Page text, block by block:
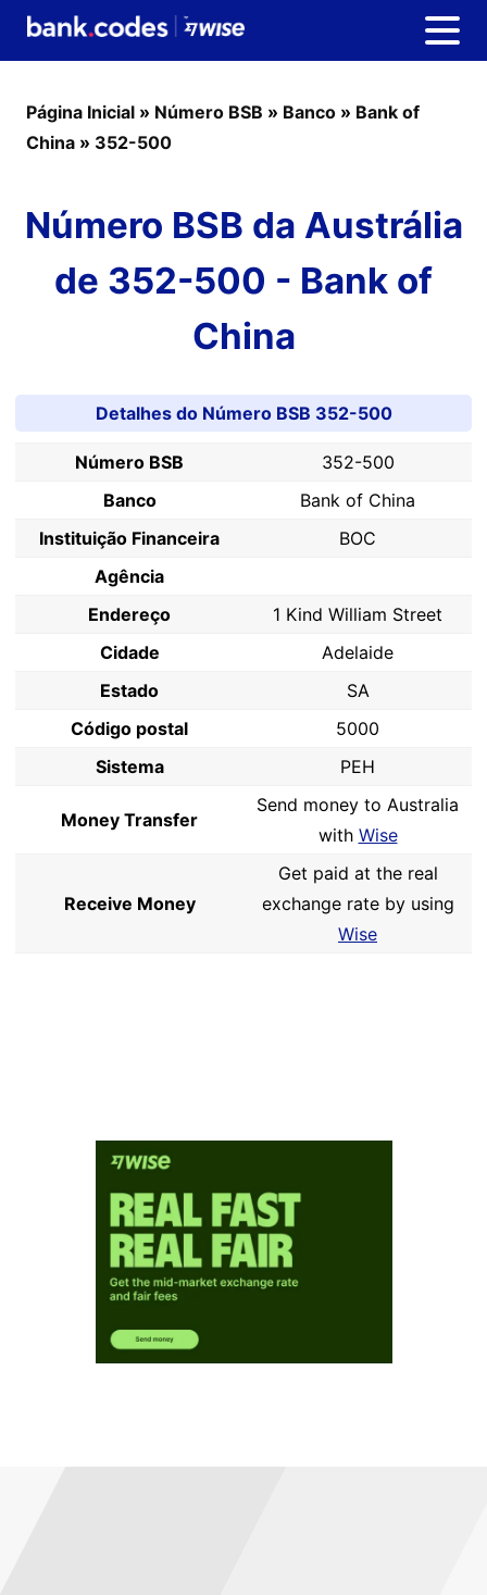
Página Inicial » Número BSB » Banco » Bank of
China » 352-500
Número BSB da Austrália
de 352-500 - Bank of
China
Detalhes do Número BSB 352-500
Número BSB
352-500
Banco
Bank of China
Instituição Financeira
BOC
Agência
Endereço
1 Kind William Street
Cidade
Adelaide
Estado
SA
Código postal
5000
Sistema
PEH
Money Transfer
Send money to Australia
with Wise
Receive Money
Get paid at the real
exchange rate by using
Wise